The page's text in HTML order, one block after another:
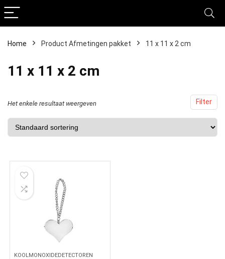
Home Product Afmetingen pakket ‎11 x 11 x 2 cm
‎11 x 11 x 2 cm
Filter
Het enkele resultaat weergeven
KOOLMONOXIDEDETECTOREN